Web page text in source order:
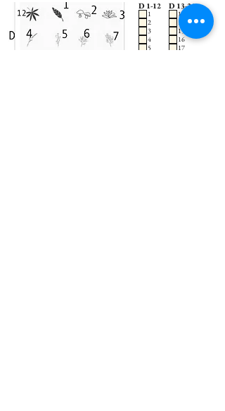
D 1-12
1
2
3
4
5
D 13-24
13
14
15
16
17